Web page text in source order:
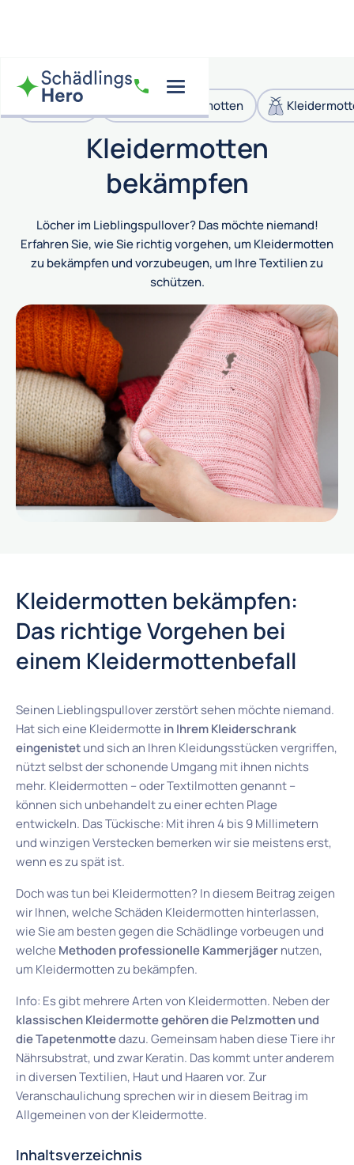
Motten Lebensmittelmotten
Kleidermotten
bekämpfen
Löcher im Lieblingspullover? Das möchte niemand!
Erfahren Sie, wie Sie richtig vorgehen, um Kleidermotten
zu bekämpfen und vorzubeugen, um Ihre Textilien zu
schützen.
Kleidermotten bekämpfen:
Das richtige Vorgehen bei
einem Kleidermottenbefall
Seinen Lieblingspullover zerstört sehen möchte niemand.
Hat sich eine Kleidermotte in Ihrem Kleiderschrank
eingenistetund sich an Ihren Kleidungsstücken vergriffen,
nützt selbst der schonende Umgang mit ihnen nichts
mehr. Kleidermotten – oder Textilmotten genannt –
können sich unbehandelt zu einer echten Plage
entwickeln. Das Tückische: Mit ihren 4 bis 9 Millimetern
und winzigen Verstecken bemerken wir sie meistens erst,
wenn es zu spät ist.
Doch was tun bei Kleidermotten? In diesem Beitrag zeigen
wir Ihnen, welche Schäden Kleidermotten hinterlassen,
wie Sie am besten gegen die Schädlinge vorbeugen und
welche Methoden professionelle Kammerjägernutzen,
um Kleidermotten zu bekämpfen.
Info: Es gibt mehrere Arten von Kleidermotten. Neben der
klassischen Kleidermotte gehören die Pelzmotten und
die Tapetenmottedazu. Gemeinsam haben diese Tiere ihr
Nährsubstrat, und zwar Keratin. Das kommt unter anderem
in diversen Textilien, Haut und Haaren vor. Zur
Veranschaulichung sprechen wir in diesem Beitrag im
Allgemeinen von der Kleidermotte.
Inhaltsverzeichnis